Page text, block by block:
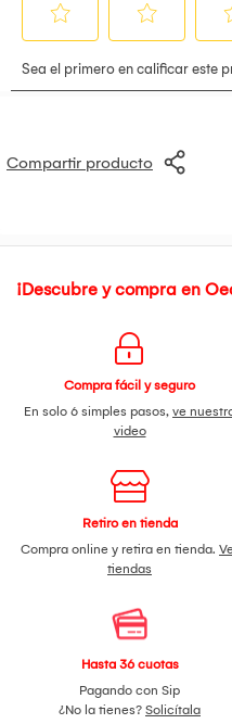
Compartir producto
¡Descubre y compra en
Compra fácil y seguro
En solo 6 simples pasos, ve
video
Retiro en tienda
Compra online y retira en tienda.
tiendas
Hasta 36 cuotas
Pagando con Sip
¿No la tienes? Solicítala